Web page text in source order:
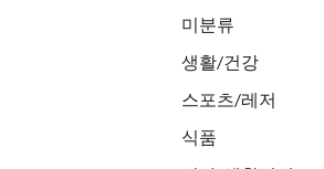
미분류
생활/건강
스포츠/레저
식품